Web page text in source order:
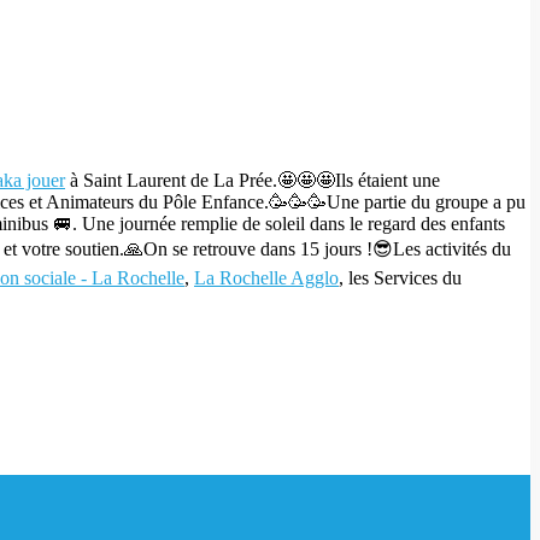
jouerà Saint Laurent de La Prée.🤩🤩🤩Ils étaient une
et Animateurs du Pôle Enfance.🥳🥳🥳Une partie du groupe a pu
🚐. Une journée remplie de soleil dans le regard des enfants
votre soutien.🙏On se retrouve dans 15 jours !😎Les activités du
sociale - La Rochelle, La Rochelle Agglo, les Services du